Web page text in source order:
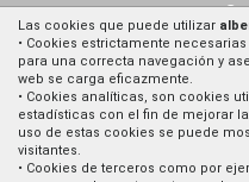
Las cookies que puede utilizar
• Cookies estrictamente
para una correcta navegación y
web se carga eficazmente.
• Cookies analíticas, son cookies
estadísticas con el fin de mejorar
uso de estas cookies se puede
visitantes.
• Cookies de terceros como por
DATOS